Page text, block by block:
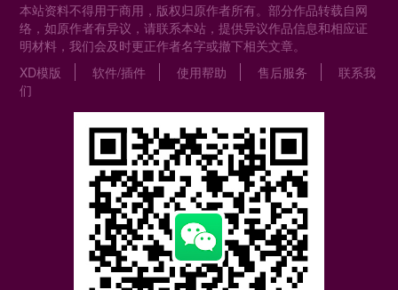
本站资料不得用于商用，版权归原作者所有。部分作品转载自网
络，如原作者有异议，请联系本站，提供异议作品信息和相应证
明材料，我们会及时更正作者名字或撤下相关文章。
XD模版
软件/插件 使用帮助 售后服务
联系我
们